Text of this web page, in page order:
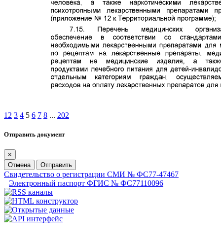
1 2 3 4 5 6 7 8 ... 202
Отправить документ
×
Отмена
Отправить
Свидетельство о регистрации СМИ № ФС77-47467
Электронный паспорт ФГИС № ФС77110096